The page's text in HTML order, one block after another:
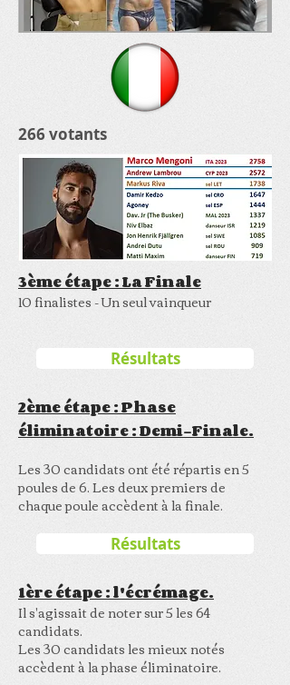
266 votants
3ème étape : La Finale
10 finalistes - Un seul vainqueur
Résultats
2ème étape : Phase
éliminatoire : Demi-Finale.
Les 30 candidats ont été répartis en 5
poules de 6. Les deux premiers de
chaque poule accèdent à la finale.
Résultats
1ère étape : l'écrémage.
Il s'agissait de noter sur 5 les 64
candidats.
Les 30 candidats les mieux notés
accèdent à la phase éliminatoire.